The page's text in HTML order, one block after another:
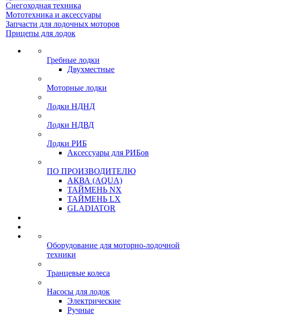
Снегоходная техника
Мототехника и аксессуары
Запчасти для лодочных моторов
Прицепы для лодок
Гребные лодки
Двухместные
Моторные лодки
Лодки НДНД
Лодки НДВД
Лодки РИБ
Аксессуары для РИБов
ПО ПРОИЗВОДИТЕЛЮ
АКВА (AQUA)
ТАЙМЕНЬ NX
ТАЙМЕНЬ LX
GLADIATOR
Оборудование для моторно-лодочной
техники
Транцевые колеса
Насосы для лодок
Электрические
Ручные